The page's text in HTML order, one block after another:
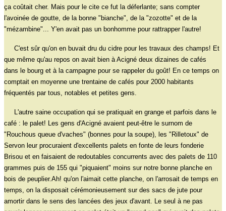
ça coûtait cher. Mais pour le cite ce fut la déferlante; sans compter
l'avoinée de goutte, de la bonne "bianche", de la "zozotte" et de la
"mézambine"... Y'en avait pas un bonhomme pour rattrapper l'autre!
C'est sûr qu'on en buvait dru du cidre pour les travaux des champs! Et
que même qu'au repos on avait bien à Acigné deux dizaines de cafés
dans le bourg et à la campagne pour se rappeler du goût! En ce temps on
comptait en moyenne une trentaine de cafés pour 2000 habitants
fréquentés par tous, notables et petites gens.
L'autre saine occupation qui se pratiquait en grange et parfois dans le
café : le palet! Les gens d'Acigné avaient peut-être le surnom de
"Rouchous queue d'vaches" (bonnes pour la soupe), les "Rilletoux" de
Servon leur procuraient d'excellents palets en fonte de leurs fonderie
Brisou et en faisaient de redoutables concurrents avec des palets de 110
grammes puis de 155 qui "piquaient" moins sur notre bonne planche en
bois de peuplier.Ah! qu'on l'aimait cette planche, on l'arrosait de temps en
temps, on la disposait cérémonieusement sur des sacs de jute pour
amortir dans le sens des lancées des jeux d'avant. Le seul à ne pas